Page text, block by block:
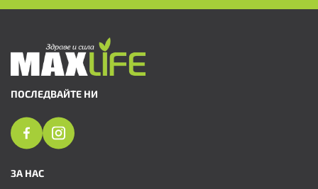
ПОСЛЕДВАЙТЕ НИ
ЗА НАС